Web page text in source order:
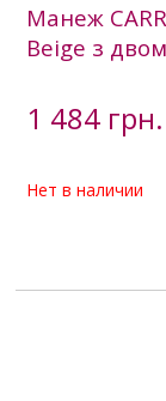
Манеж
Beige з
1 484 грн.
Нет в наличии